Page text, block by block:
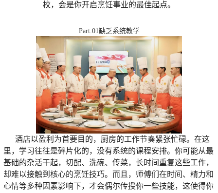
校，会是你开启烹饪事业的最佳起点。
Part.01缺乏系统教学
酒店以盈利为首要目的，厨房的工作节奏紧张忙碌。在这
里，学习往往是碎片化的，没有系统的课程安排。你可能从最
基础的杂活干起，切配、洗碗、传菜，长时间重复这些工作，
却难以接触到核心的烹饪技巧。而且，师傅们在时间、精力和
心情等多种因素影响下，才会偶尔传授你一些技能，这使得你